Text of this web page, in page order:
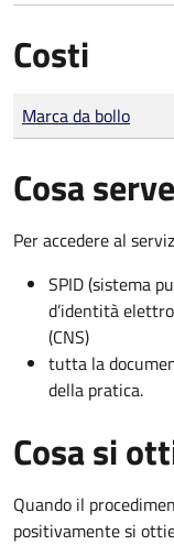
Costi
Tipo di pagamento
Importo
Marca da bollo
Cosa serve
Per accedere al
SPID (sistema
d’identità
(CNS)
tutta la
della pratica.
Cosa si
Quando il
positivamente si